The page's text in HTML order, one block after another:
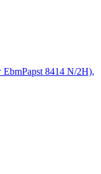
8414 N/2H),